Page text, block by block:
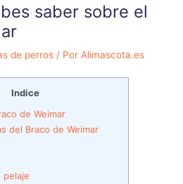
saber sobre el
de perros / Por Alimascota.es
Indice
de Weimar
del Braco de Weimar
pelaje